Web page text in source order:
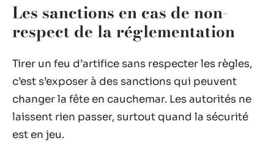
Les sanctions en cas de non-
respect de la réglementation
Tirer un feu d’artifice sans respecter les règles,
c’est s’exposer à des sanctions qui peuvent
changer la fête en cauchemar. Les autorités ne
laissent rien passer, surtout quand la sécurité
est en jeu.